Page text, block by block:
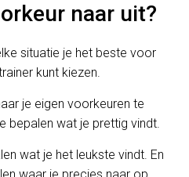
naar uit?
situatie je het beste voor
kunt kiezen.
je eigen voorkeuren te
bepalen wat je prettig vindt.
wat je het leukste vindt. En